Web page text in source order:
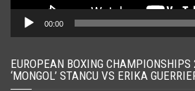
00:00
EUROPEAN BOXING
‘MONGOL’ STANCU VS ERIKA